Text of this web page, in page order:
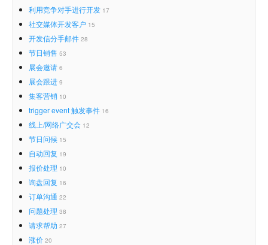
利用竞争对手进行开发 17
社交媒体开发客户 15
开发信分手邮件 28
节日销售 53
展会邀请 6
展会跟进 9
集客营销 10
trigger event 触发事件 16
线上/网络广交会 12
节日问候 15
自动回复 19
报价处理 10
询盘回复 16
订单沟通 22
问题处理 38
请求帮助 27
涨价 20